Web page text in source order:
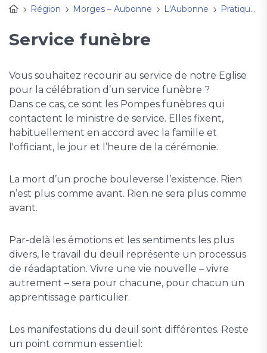
Région
Morges – Aubonne L'Aubonne Pratique
Service funèbre
Vous souhaitez recourir au service de notre Eglise
pour la célébration d’un service funèbre ?
Dans ce cas, ce sont les Pompes funèbres qui
contactent le ministre de service. Elles fixent,
habituellement en accord avec la famille et
l'officiant, le jour et l’heure de la cérémonie.
La mort d’un proche bouleverse l’existence. Rien
n’est plus comme avant. Rien ne sera plus comme
avant.
Par-delà les émotions et les sentiments les plus
divers, le travail du deuil représente un processus
de réadaptation. Vivre une vie nouvelle – vivre
autrement – sera pour chacune, pour chacun un
apprentissage particulier.
Les manifestations du deuil sont différentes. Reste
un point commun essentiel: